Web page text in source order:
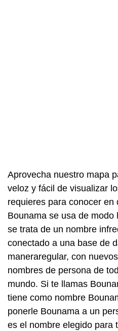
Aprovecha nuestro mapa
veloz y fácil de visualizar
requieres para conocer
Bounama se usa de
se trata de un nombre
conectado a una base de
maneraregular, con
nombres de persona de
mundo. Si te llamas
tiene como nombre
ponerle Bounama a un
es el nombre elegido para